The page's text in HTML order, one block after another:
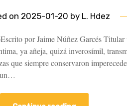
on 2025-01-20 by L. Hdez
por Jaime Núñez Garcés
ya añeja, quizá inverosímil,
que siempre conservaron
un…